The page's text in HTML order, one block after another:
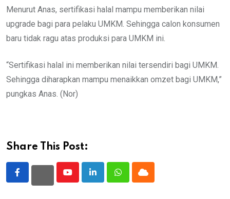
Menurut Anas, sertifikasi halal mampu memberikan nilai
upgrade bagi para pelaku UMKM. Sehingga calon konsumen
baru tidak ragu atas produksi para UMKM ini.
“Sertifikasi halal ini memberikan nilai tersendiri bagi UMKM.
Sehingga diharapkan mampu menaikkan omzet bagi UMKM,”
pungkas Anas. (Nor)
Share This Post:
YoutubeLinkedInWhatsappCloud